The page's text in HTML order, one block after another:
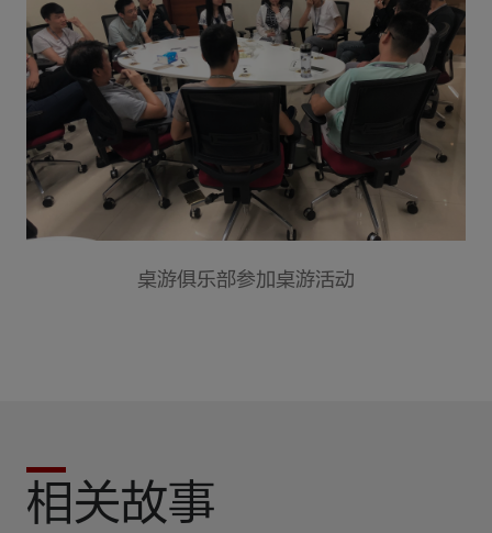
桌游俱乐部参加桌游活动
相关故事